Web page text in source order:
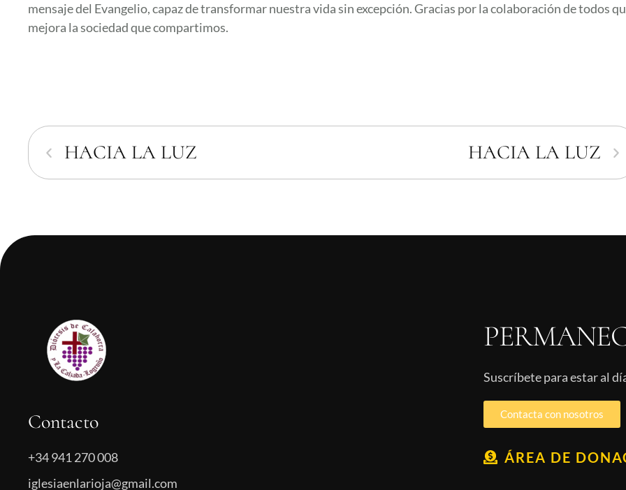
mensaje del Evangelio, capaz de transformar nuestra vida sin excepción. Gracias por la colaboración de todos
mejora la sociedad que compartimos.
HACIA LA LUZ HACIA LA LUZ
Contacto
+34 941 270 008
iglesiaenlarioja@gmail.com
Suscríbete para estar al
Contacta con nosotros
ÁREA DE